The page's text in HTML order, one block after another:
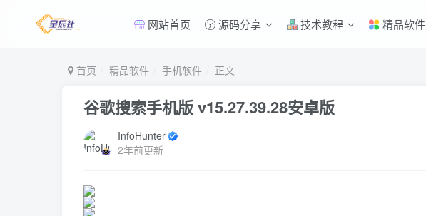
网站首页 源码分享 技术教程 精品软件
首页 精品软件 手机软件 正文
谷歌搜索手机版 v15.27.39.28安卓版
InfoHunter
2年前更新